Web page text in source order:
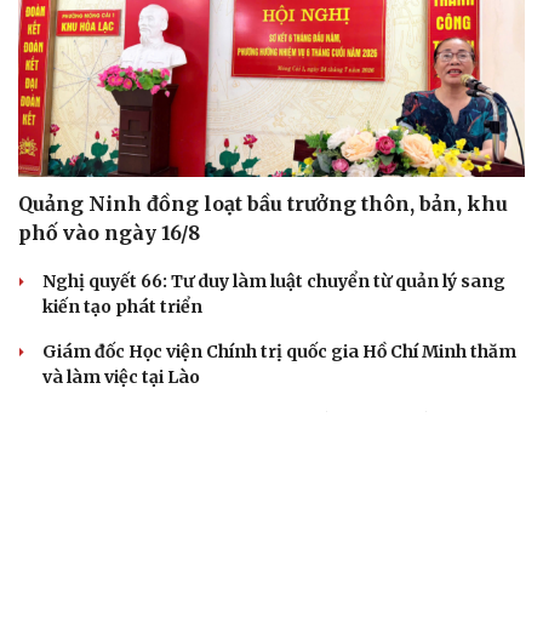
Quảng Ninh đồng loạt bầu trưởng thôn, bản, khu
phố vào ngày 16/8
Nghị quyết 66: Tư duy làm luật chuyển từ quản lý sang
kiến tạo phát triển
Giám đốc Học viện Chính trị quốc gia Hồ Chí Minh thăm
và làm việc tại Lào